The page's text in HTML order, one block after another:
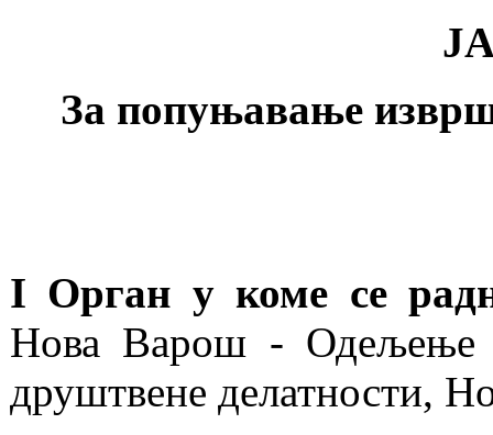
За попуњавање
I Орган у коме се
Нова Варош - Одељење
друштвене делатности,